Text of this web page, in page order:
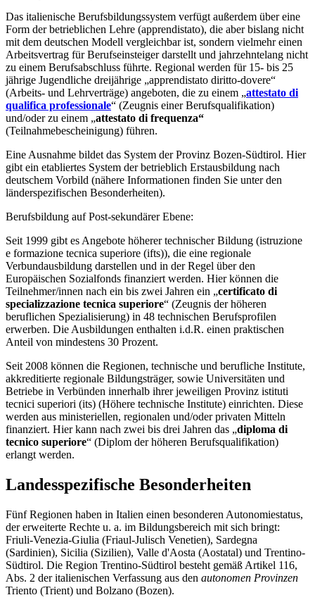
Das italienische Berufsbildungssystem verfügt außerdem über eine
Form der betrieblichen Lehre (apprendistato), die aber bislang nicht
mit dem deutschen Modell vergleichbar ist, sondern vielmehr einen
Arbeitsvertrag für Berufseinsteiger darstellt und jahrzehntelang nicht
zu einem Berufsabschluss führte. Regional werden für 15- bis 25
jährige Jugendliche dreijährige „apprendistato diritto-dovere“
(Arbeits- und Lehrverträge) angeboten, die zu einem „attestato di
qualifica professionale“ (Zeugnis einer Berufsqualifikation)
und/oder zu einem „attestato di frequenza“
(Teilnahmebescheinigung) führen.
Eine Ausnahme bildet das System der Provinz Bozen-Südtirol. Hier
gibt ein etabliertes System der betrieblich Erstausbildung nach
deutschem Vorbild (nähere Informationen finden Sie unter den
länderspezifischen Besonderheiten).
Berufsbildung auf Post-sekundärer Ebene:
Seit 1999 gibt es Angebote höherer technischer Bildung (istruzione
e formazione tecnica superiore (ifts)), die eine regionale
Verbundausbildung darstellen und in der Regel über den
Europäischen Sozialfonds finanziert werden. Hier können die
Teilnehmer/innen nach ein bis zwei Jahren ein „certificato di
specializzazione tecnica superiore“ (Zeugnis der höheren
beruflichen Spezialisierung) in 48 technischen Berufsprofilen
erwerben. Die Ausbildungen enthalten i.d.R. einen praktischen
Anteil von mindestens 30 Prozent.
Seit 2008 können die Regionen, technische und berufliche Institute,
akkreditierte regionale Bildungsträger, sowie Universitäten und
Betriebe in Verbünden innerhalb ihrer jeweiligen Provinz istituti
tecnici superiori (its) (Höhere technische Institute) einrichten. Diese
werden aus ministeriellen, regionalen und/oder privaten Mitteln
finanziert. Hier kann nach zwei bis drei Jahren das „diploma di
tecnico superiore“ (Diplom der höheren Berufsqualifikation)
erlangt werden.
Landesspezifische Besonderheiten
Fünf Regionen haben in Italien einen besonderen Autonomiestatus,
der erweiterte Rechte u. a. im Bildungsbereich mit sich bringt:
Friuli-Venezia-Giulia (Friaul-Julisch Venetien), Sardegna
(Sardinien), Sicilia (Sizilien), Valle d'Aosta (Aostatal) und Trentino-
Südtirol. Die Region Trentino-Südtirol besteht gemäß Artikel 116,
Abs. 2 der italienischen Verfassung aus den autonomen Provinzen
Triento (Trient) und Bolzano (Bozen).